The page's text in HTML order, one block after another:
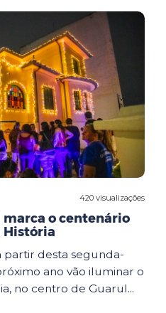
420 visualizações
o centenário
História
partir desta segunda-
ano vão iluminar o
no centro de Guarul...